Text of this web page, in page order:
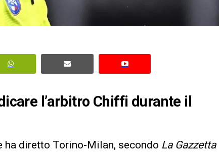
l’arbitro Chiffi durante il
ha diretto Torino-Milan, secondo La Gazzetta